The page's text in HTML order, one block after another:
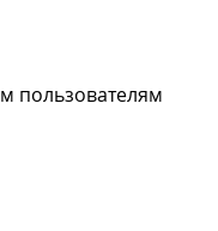
пользователям